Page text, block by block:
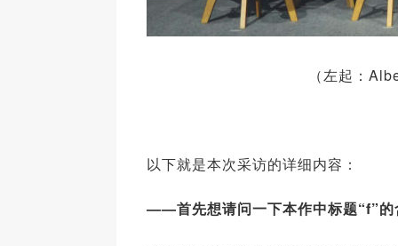
（左起：
以下就是本次采访的详细内容：
——首先想请问一下本作中标题“f”的